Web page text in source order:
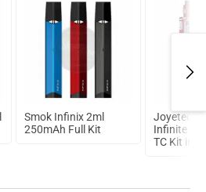
Smok Infinix 2ml
250mAh Full Kit
Joyetech
Infinite
TC Kit